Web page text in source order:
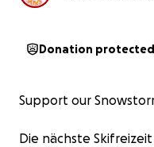
Donation protected
Support our
Die nächste